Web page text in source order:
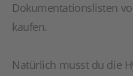
Dokumentationslisten
kaufen.
Natürlich musst du die